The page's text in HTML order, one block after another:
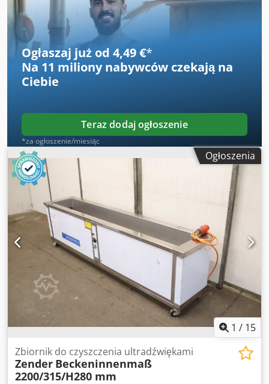
Ogłaszaj już od 4,49 €*
Na 11 miliony nabywców czekają na
Ciebie
Teraz dodaj ogłoszenie
*za ogłoszenie/miesiąc
Ogłoszenia
1 / 15
Zbiornik do czyszczenia ultradźwiękami
Zender Beckeninnenmaß
2200/315/H280 mm